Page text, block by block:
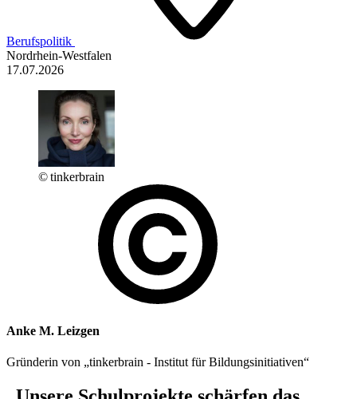
Berufspolitik
Nordrhein-Westfalen
17.07.2026
© tinkerbrain
Anke M. Leizgen
Gründerin von „tinkerbrain - Institut für Bildungsinitiativen“